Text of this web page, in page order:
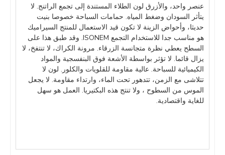
عنصر واحد، والأزرق لون الطلاء المستندة إلى تجمع الراتنج. لا
يتأثر السودان وضغط المياه. حمامات السباحة خصوصا بنيت
حديثا، وأحواض الزينة لا تكون قيد الاستعمال للمنتج السيراميك
هو مناسب جدا للاستخدام التجمع ISONEM. وقد طبق هذا على
السطح يعطي نظرة متجانسة الزرقاء. مرونة الكراك، لا تنتفخ، لا
يزال قائما. لا تؤثر بواسطة الأشعة فوق البنفسجية والمواد
الكيميائية للسباحة. عالية مقاومة للقلويات والكلور. لون لا
تتلاشى مع الزمن، تتدهور تحت الماء، وارتداء مقاومة. لا يجعل
الموس من السطوح ، ولا تنتج هذه البكتيريا. العمل هو سهل
للغاية واقتصادية.